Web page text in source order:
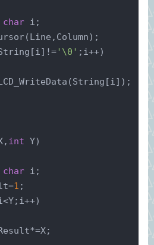
char i;
'\0' ;i++)
LCD_WriteData(String[i]);
int Y)
char i;
1 ;
Result*=X;